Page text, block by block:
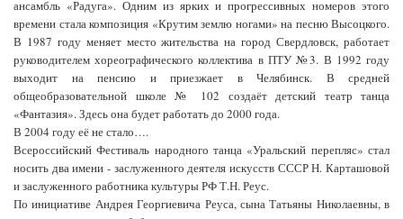
ансамбль «Радуга». Одним из ярких и прогрессивных номеров этого
времени стала композиция «Крутим землю ногами» на песню Высоцкого.
В 1987 году меняет место жительства на город Свердловск, работает
руководителем хореографического коллектива в ПТУ №3. В 1992 году
выходит на пенсию и приезжает в Челябинск. В средней
общеобразовательной школе № 102 создаёт детский театр танца
«Фантазия». Здесь она будет работать до 2000 года.
В 2004 году её не стало….
Всероссийский Фестиваль народного танца «Уральский перепляс» стал
носить два имени - заслуженного деятеля искусств СССР Н. Карташовой
и заслуженного работника культуры РФ Т.Н. Реус.
По инициативе Андрея Георгиевича Реуса, сына Татьяны Николаевны, в